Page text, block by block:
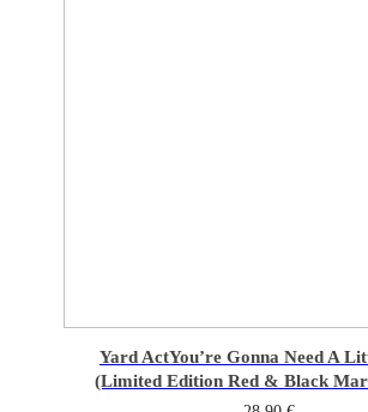
Yard ActYou’re Gonna Need A
(Limited Edition Red & Black